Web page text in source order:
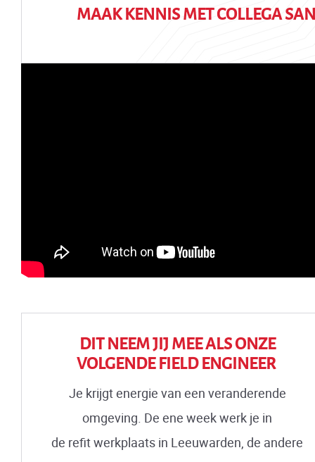
MAAK KENNIS MET COLLEGA
DIT NEEM JIJ MEE ALS ONZE
VOLGENDE FIELD ENGINEER
Je krijgt energie van een veranderende
omgeving. De ene week werk je in
de refit werkplaats in Leeuwarden, de andere